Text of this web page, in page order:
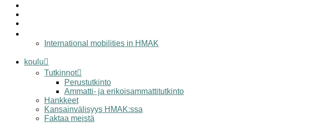
International mobilities in HMAK
koulu
Tutkinnot
Perustutkinto
Ammatti- ja erikoisammattitutkinto
Hankkeet
Kansainvälisyys HMAK:ssa
Faktaa meistä